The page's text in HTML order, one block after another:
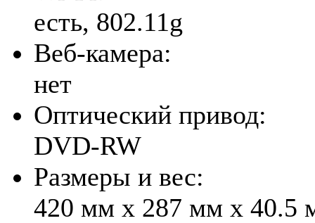
есть, 802.11g
Веб-камера:
нет
Оптический привод:
DVD-RW
Размеры и вес:
420 мм x 287 мм x 40.5